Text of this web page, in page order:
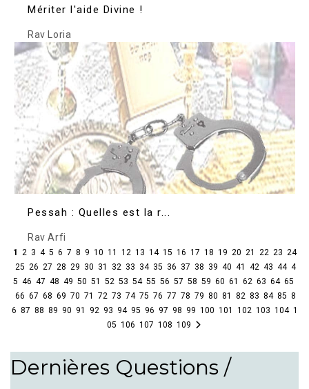
Mériter l'aide Divine !
Rav Loria
Pessah : Quelles est la r...
Rav Arfi
1 2 3 4 5 6 7 8 9 10 11 12 13 14 15 16 17 18 19 20 21 22 23 24
25 26 27 28 29 30 31 32 33 34 35 36 37 38 39 40 41 42 43 44 4
5 46 47 48 49 50 51 52 53 54 55 56 57 58 59 60 61 62 63 64 65
66 67 68 69 70 71 72 73 74 75 76 77 78 79 80 81 82 83 84 85 8
6 87 88 89 90 91 92 93 94 95 96 97 98 99 100 101 102 103 104 1
05 106 107 108 109
Dernières Questions /